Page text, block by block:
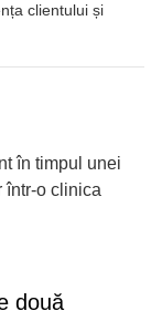
clientului și
două